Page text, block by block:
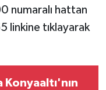
numaralı hattan
tıklayarak
Konyaaltı'nın